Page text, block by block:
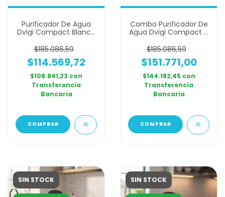
Purificador De Agua
Dvigi Compact Blanco
$185.086,59
$114.569,72
$108.841,23 con
Transferencia
Bancaria
COMPRAR
Combo Purificador De
Agua Dvigi Compact +
$185.086,59
$151.771,00
$144.182,45 con
Transferencia
Bancaria
COMPRAR
SIN STOCK SIN STOCK